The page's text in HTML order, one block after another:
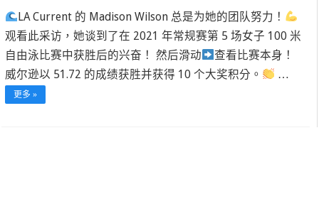
LA Current 的 Madison Wilson 总是为她的团队努力！
观看此采访，她谈到了在 2021 年常规赛第 5 场女子 100 米
自由泳比赛中获胜后的兴奋！ 然后滑动
查看比赛本身！
威尔逊以 51.72 的成绩获胜并获得 10 个大奖积分。
…
更多 »